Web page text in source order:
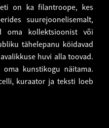
on ka filantroope, kes
suurejoonelisemalt,
oma kollektsioonist või
tähelepanu köidavad
huvi alla toovad.
kunstikogu näitama.
kuraator ja teksti loeb